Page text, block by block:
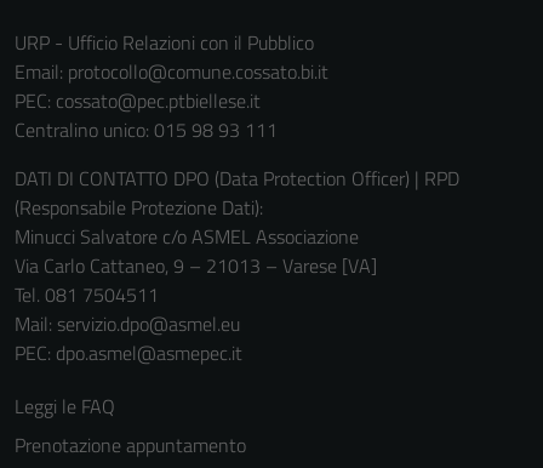
URP - Ufficio Relazioni con il Pubblico
Email: protocollo@comune.cossato.bi.it
PEC: cossato@pec.ptbiellese.it
Centralino unico: 015 98 93 111
DATI DI CONTATTO DPO (Data Protection Officer) | RPD
(Responsabile Protezione Dati):
Minucci Salvatore c/o ASMEL Associazione
Via Carlo Cattaneo, 9 – 21013 – Varese [VA]
Tel. 081 7504511
Mail: servizio.dpo@asmel.eu
PEC: dpo.asmel@asmepec.it
Leggi le FAQ
Prenotazione appuntamento